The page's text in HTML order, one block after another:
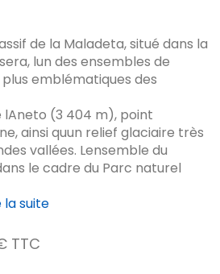
de la Maladeta, situé dans la
lun des ensembles de
emblématiques des
lAneto (3 404 m), point
ainsi quun relief glaciaire très
vallées. Lensemble du
le cadre du Parc naturel
la suite
TTC